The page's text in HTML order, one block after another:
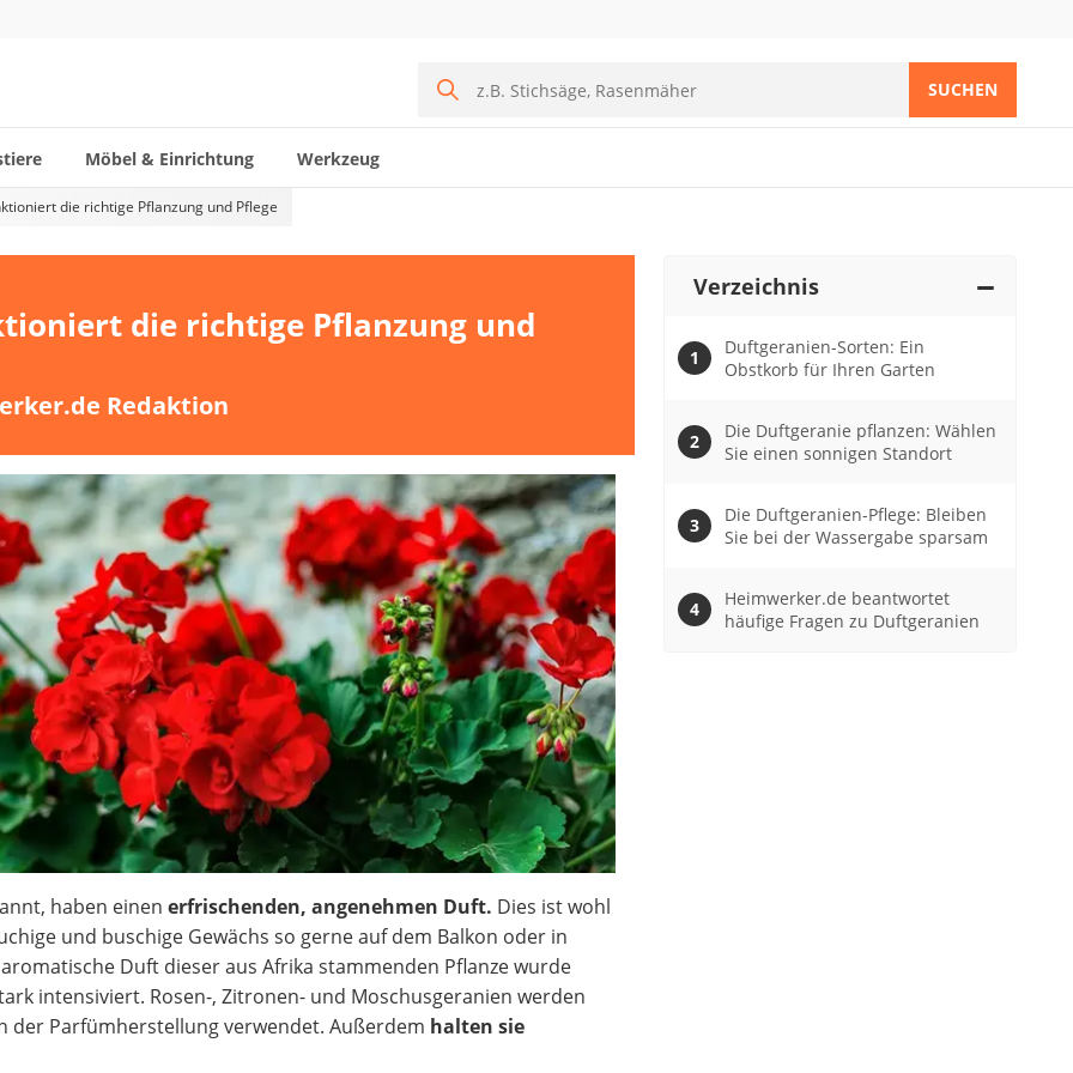
SUCHEN
Möbel & Einrichtung Werkzeug
die richtige Pflanzung und Pflege
die richtige Pflanzung und
Redaktion
haben einenerfrischenden, angenehmen Duft. Dies ist wohl
und buschige Gewächs so gerne auf dem Balkon oder in
Duft dieser aus Afrika stammenden Pflanze wurde
intensiviert. Rosen-, Zitronen- und Moschusgeranien werden
der Parfümherstellung verwendet. Außerdem halten sie
Verzeichnis
Duftgeranien-Sorten: Ein
Obstkorb für Ihren Garten
Die Duftgeranie pflanzen: Wählen
Sie einen sonnigen Standort
Die Duftgeranien-Pflege: Bleiben
Sie bei der Wassergabe sparsam
Heimwerker.de beantwortet
häufige Fragen zu Duftgeranien